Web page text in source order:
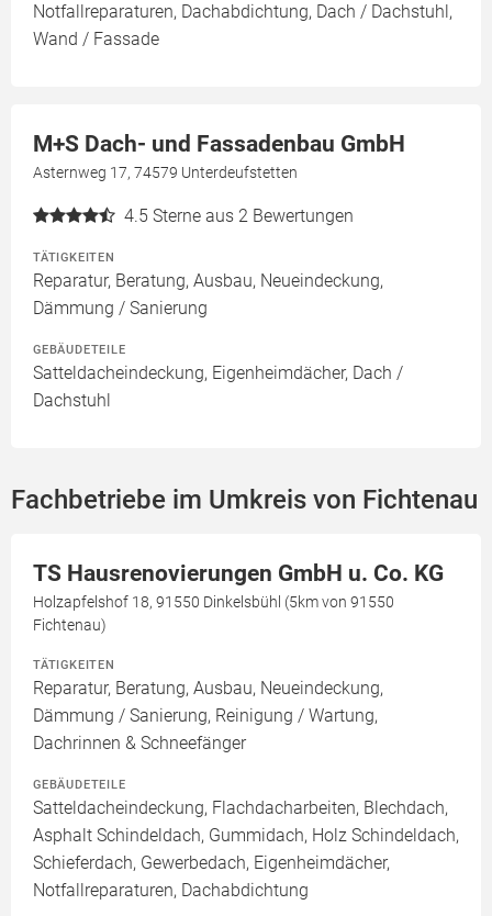
Notfallreparaturen, Dachabdichtung, Dach / Dachstuhl,
Wand / Fassade
M+S Dach- und Fassadenbau GmbH
Asternweg 17, 74579 Unterdeufstetten
4.5 Sterne aus 2 Bewertungen
TÄTIGKEITEN
Reparatur, Beratung, Ausbau, Neueindeckung,
Dämmung / Sanierung
GEBÄUDETEILE
Satteldacheindeckung, Eigenheimdächer, Dach /
Dachstuhl
Fachbetriebe im Umkreis von Fichtenau
TS Hausrenovierungen GmbH u. Co. KG
Holzapfelshof 18, 91550 Dinkelsbühl (5km von 91550
Fichtenau)
TÄTIGKEITEN
Reparatur, Beratung, Ausbau, Neueindeckung,
Dämmung / Sanierung, Reinigung / Wartung,
Dachrinnen & Schneefänger
GEBÄUDETEILE
Satteldacheindeckung, Flachdacharbeiten, Blechdach,
Asphalt Schindeldach, Gummidach, Holz Schindeldach,
Schieferdach, Gewerbedach, Eigenheimdächer,
Notfallreparaturen, Dachabdichtung